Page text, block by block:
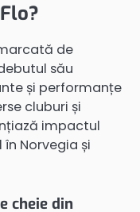
de
său
și performanțe
cluburi și
impactul
Norvegia și
cheie din